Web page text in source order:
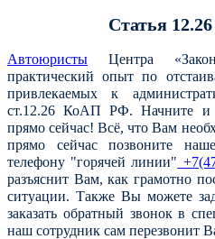
Статья
Автоюристы Центра
практический опыт по
привлекаемых к
ст.12.26 КоАП РФ. Начните
прямо сейчас! Всё, что Вам
прямо сейчас позвоните
телефону "горячей линии"
разъяснит Вам, как грамотно
ситуации. Также Вы можете
заказать обратный звонок в
наш сотрудник сам перезвонит